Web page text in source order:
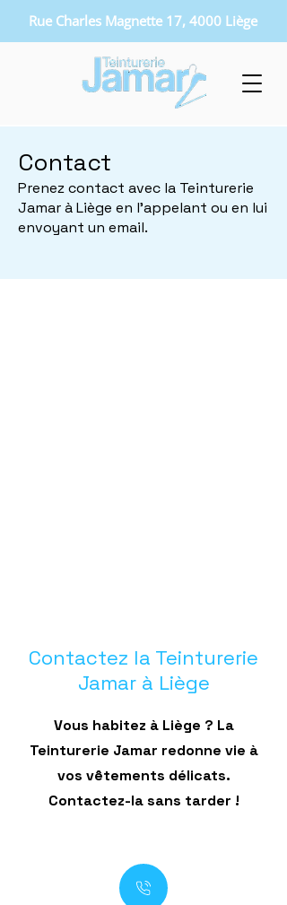
Rue Charles Magnette 17, 4000 Liège
Contact
Prenez contact avec la Teinturerie
Jamar à Liège en l’appelant ou en lui
envoyant un email.
Contactez la Teinturerie
Jamar à Liège
Vous habitez à Liège ? La
Teinturerie Jamar redonne vie à
vos vêtements délicats.
Contactez-la sans tarder !